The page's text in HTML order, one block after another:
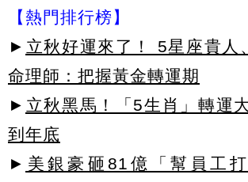
【熱門排行榜】
► 立秋好運來了！ 5星座貴人
命理師：把握黃金轉運期
► 立秋黑馬！「5生肖」轉運
到年底
► 美銀豪砸81億「幫員工打